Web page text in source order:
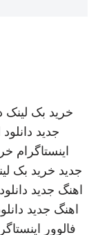
خرید بک لینک
جدید
اینستاگرام
جدید خرید بک
اهنگ جدید
اهنگ جدید
فالوور